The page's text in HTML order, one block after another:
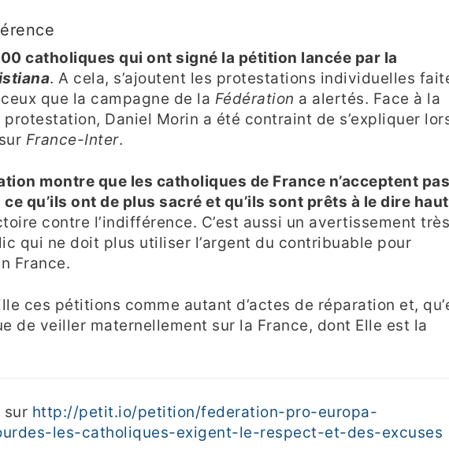
catholiques qui ont signé la pétition lancée par la
. A cela, s’ajoutent les protestations individuelles
que la campagne de la Fédération a alertés. Face à la
Daniel Morin a été contraint de s’expliquer
France-Inter.
montre que les catholiques de France n’acceptent pas
qu’ils ont de plus sacré et qu’ils sont prêts à le dire
contre l’indifférence. C’est aussi un avertissement très
qui ne doit plus utiliser l’argent du contribuable pour
France.
ces pétitions comme autant d’actes de réparation et,
de veiller maternellement sur la France, dont Elle est la
sur http://petit.io/petition/federation-pro-europa-
les-catholiques-exigent-le-respect-et-des-excuses